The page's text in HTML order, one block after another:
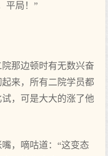
平局！”
那边顿时有无数兴奋
来，所有二院学员都
，可是大大的涨了他
，嘀咕道：“这变态